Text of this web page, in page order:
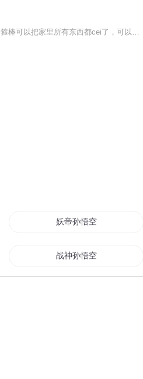
能相信吗？这孩子从1岁开始喜欢西游记的故事，喜欢孙悟空。 小时候各种金箍棒可以把家里所有东西都cei了，可以轮着棒子打每个家庭成员 爷爷给他做了纸的金箍棒有数十个 泡沫的，桃木的，塑料的 其中最最喜欢的是孙悟空大闹天宫的章节 钱儿爸的超级西游记目...
妖帝孙悟空
战神孙悟空